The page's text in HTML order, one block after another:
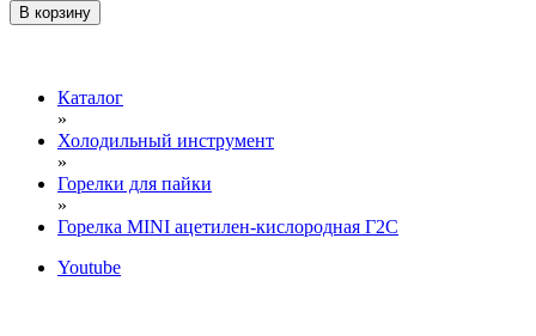
В корзину
Каталог
»
Холодильный инструмент
»
Горелки для пайки
»
Горелка MINI ацетилен-кислородная Г2С
Youtube